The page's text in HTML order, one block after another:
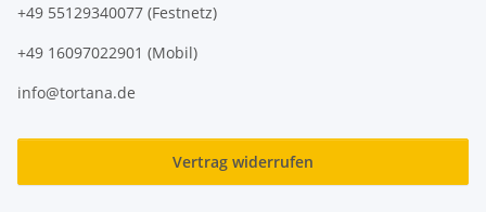
+49 55129340077 (Festnetz)
+49 16097022901 (Mobil)
info@tortana.de
Vertrag widerrufen